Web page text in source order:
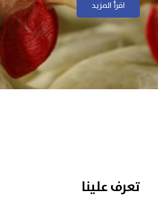
اقرأ المزيد
اقرأ المزيد
تعرف علينا